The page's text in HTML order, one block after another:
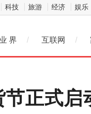
科技 旅游 经济 娱乐
业 界 / 互联网 /
正式